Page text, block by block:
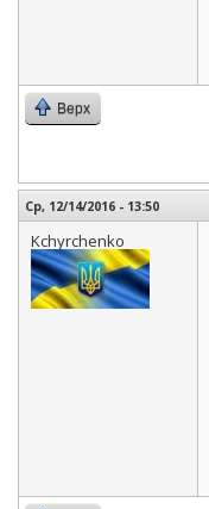
Верх
Ср, 12/14/2016 - 13:50
Kchyrchenko